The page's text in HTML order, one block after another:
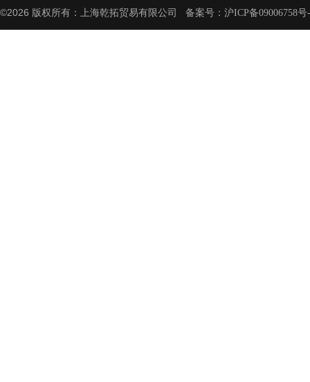
©2026 版权所有：上海乾拓贸易有限公司 备案号： 沪ICP备09006758号